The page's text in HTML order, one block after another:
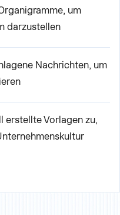
um
darzustellen
Nachrichten, um
erstellte Vorlagen zu,